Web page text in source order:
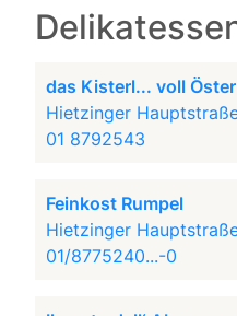
das Kisterl... voll
Hietzinger
01 8792543
Feinkost Rumpel
Hietzinger
01/8775240...-0